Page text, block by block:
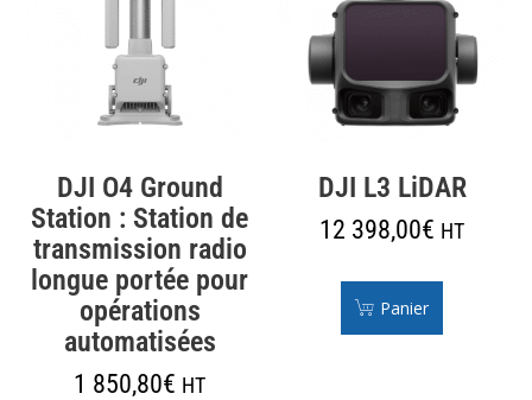
DJI O4 Ground
Station : Station de
transmission radio
longue portée pour
opérations
automatisées
1 850,80€ HT
DJI L3 LiDAR
12 398,00€ HT
Panier